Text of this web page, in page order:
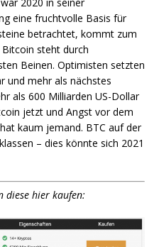
eine fruchtvolle Basis für
betrachtet, kommt zum
steht durch
Beinen. Optimisten setzten
und mehr als nächstes
als 600 Milliarden US-Dollar
jetzt und Angst vor dem
kaum jemand. BTC auf der
– dies könnte sich 2021
diese hier kaufen: